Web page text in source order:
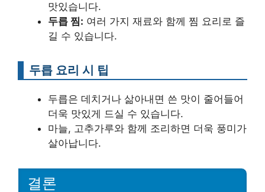
맛있습니다.
두릅 찜: 여러 가지 재료와 함께 찜 요리로 즐
길 수 있습니다.
두릅 요리 시 팁
두릅은 데치거나 삶아내면 쓴 맛이 줄어들어
더욱 맛있게 드실 수 있습니다.
마늘, 고추가루와 함께 조리하면 더욱 풍미가
살아납니다.
결론